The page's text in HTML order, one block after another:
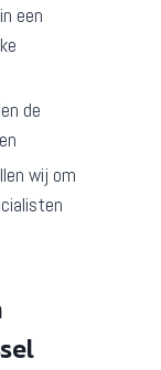
een
de
wij om